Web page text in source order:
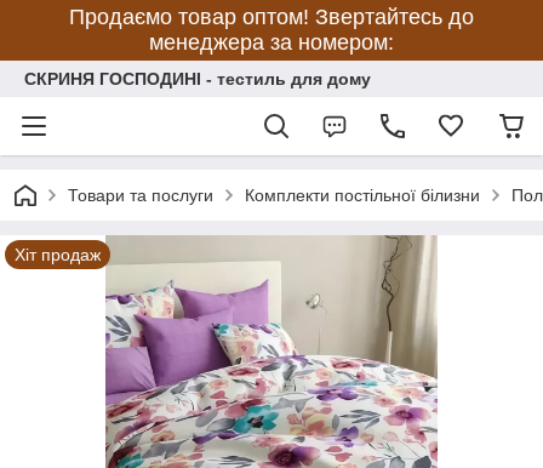
Продаємо товар оптом! Звертайтесь до
менеджера за номером:
СКРИНЯ ГОСПОДИНІ - тестиль для дому
Товари та послуги Комплекти постільної білизни
Хіт продаж